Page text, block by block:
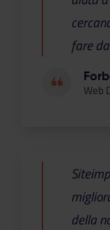
fare
Web
della